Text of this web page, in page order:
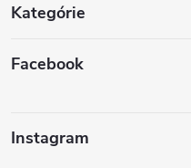
Kategórie
Facebook
Instagram